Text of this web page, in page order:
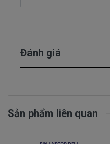
điện và một lúc
khi sử dụng thì
- Tình trạng
tiếng liên tục. pin
chạy được 2 giờ.
- Khi dang sử
nguồn thì máy ko
Đánh giá
Sản phẩm liên quan